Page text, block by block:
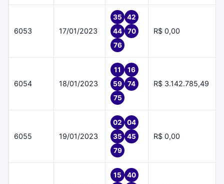
6053 17/01/2023
35
42
44
70
76
R$ 0,00
6054 18/01/2023
11
16
59
74
75
R$ 3.142.785,49
6055 19/01/2023
02
04
35
45
79
R$ 0,00
15
40